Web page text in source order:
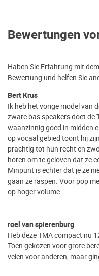
Bewertungen
Haben Sie Erfahrung mit
Bewertung und helfen Sie
Bert Krus
Ik heb het vorige model van
zware bas speakers doet de
waanzinnig goed in midden
op vocaal gebied toont hij
prachtig tot hun recht en
horen om te geloven dat ze
Minpunt is echter dat je ze
gaan ze raspen. Voor pop
op hoger volume.
roel van spierenburg
Heb deze TMA compact nu
Toen gekozen voor grote
velen voor anderen, maar